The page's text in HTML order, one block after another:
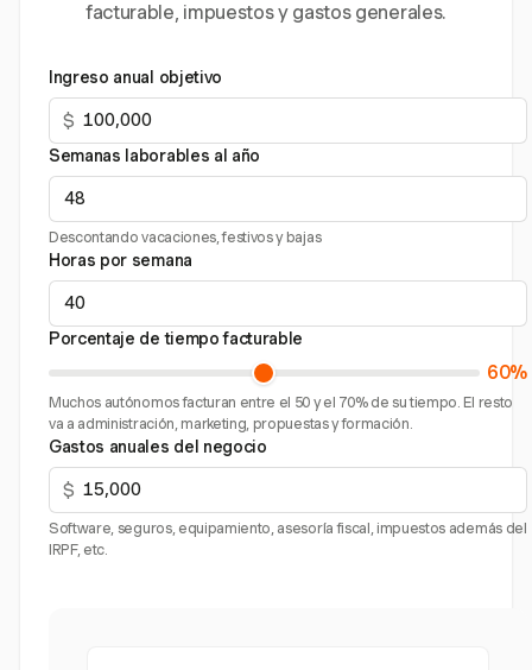
facturable, impuestos y gastos generales.
Ingreso anual objetivo
$
Semanas laborables al año
Descontando vacaciones, festivos y bajas
Horas por semana
Porcentaje de tiempo facturable
60%
Muchos autónomos facturan entre el 50 y el 70% de su tiempo. El resto
va a administración, marketing, propuestas y formación.
Gastos anuales del negocio
$
Software, seguros, equipamiento, asesoría fiscal, impuestos además del
IRPF, etc.